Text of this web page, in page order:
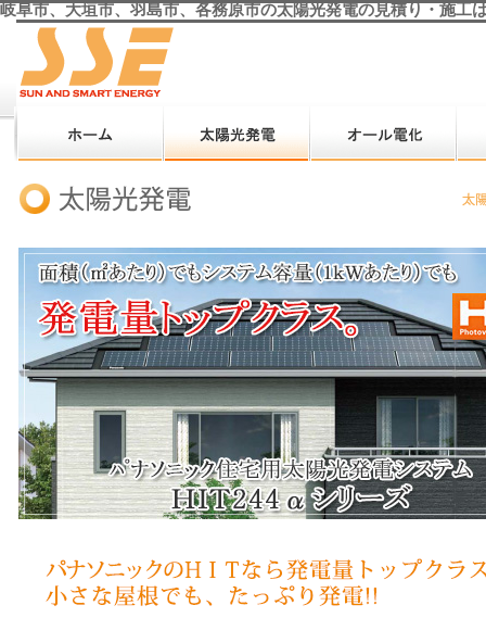
岐阜市、大垣市、羽島市、各務原市の太陽光発電の見積り・施工